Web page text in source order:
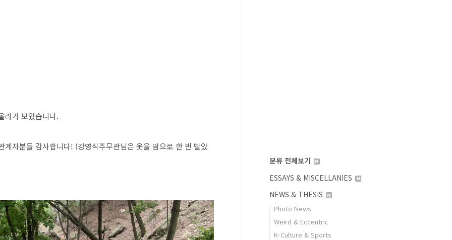
라가 보았습니다.
자분들 감사합니다! (강영식주무관님은 옷을 땀으로 한 번 빨았
분류 전체보기
ESSAYS & MISCELLANIES
NEWS & THESIS
Photo News
Weird & Eccentric
K-Culture & Sports